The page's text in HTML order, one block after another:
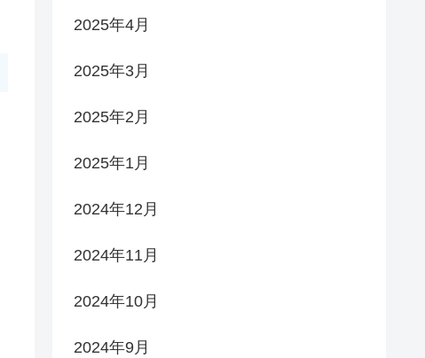
2025年4月
2025年3月
2025年2月
2025年1月
2024年12月
2024年11月
2024年10月
2024年9月